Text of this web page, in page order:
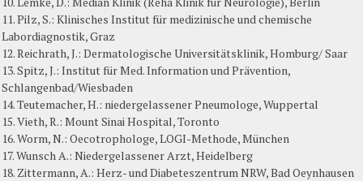
11. Pilz, S.: Klinisches Institut für medizinische und chemische
Labordiagnostik, Graz
12. Reichrath, J.: Dermatologische Universitätsklinik, Homburg/ Saar
13. Spitz, J.: Institut für Med. Information und Prävention,
Schlangenbad/Wiesbaden
14. Teutemacher, H.: niedergelassener Pneumologe, Wuppertal
15. Vieth, R.: Mount Sinai Hospital, Toronto
16. Worm, N.: Oecotrophologe, LOGI-Methode, München
17. Wunsch A.: Niedergelassener Arzt, Heidelberg
18. Zittermann, A.: Herz- und Diabeteszentrum NRW, Bad Oeynhausen